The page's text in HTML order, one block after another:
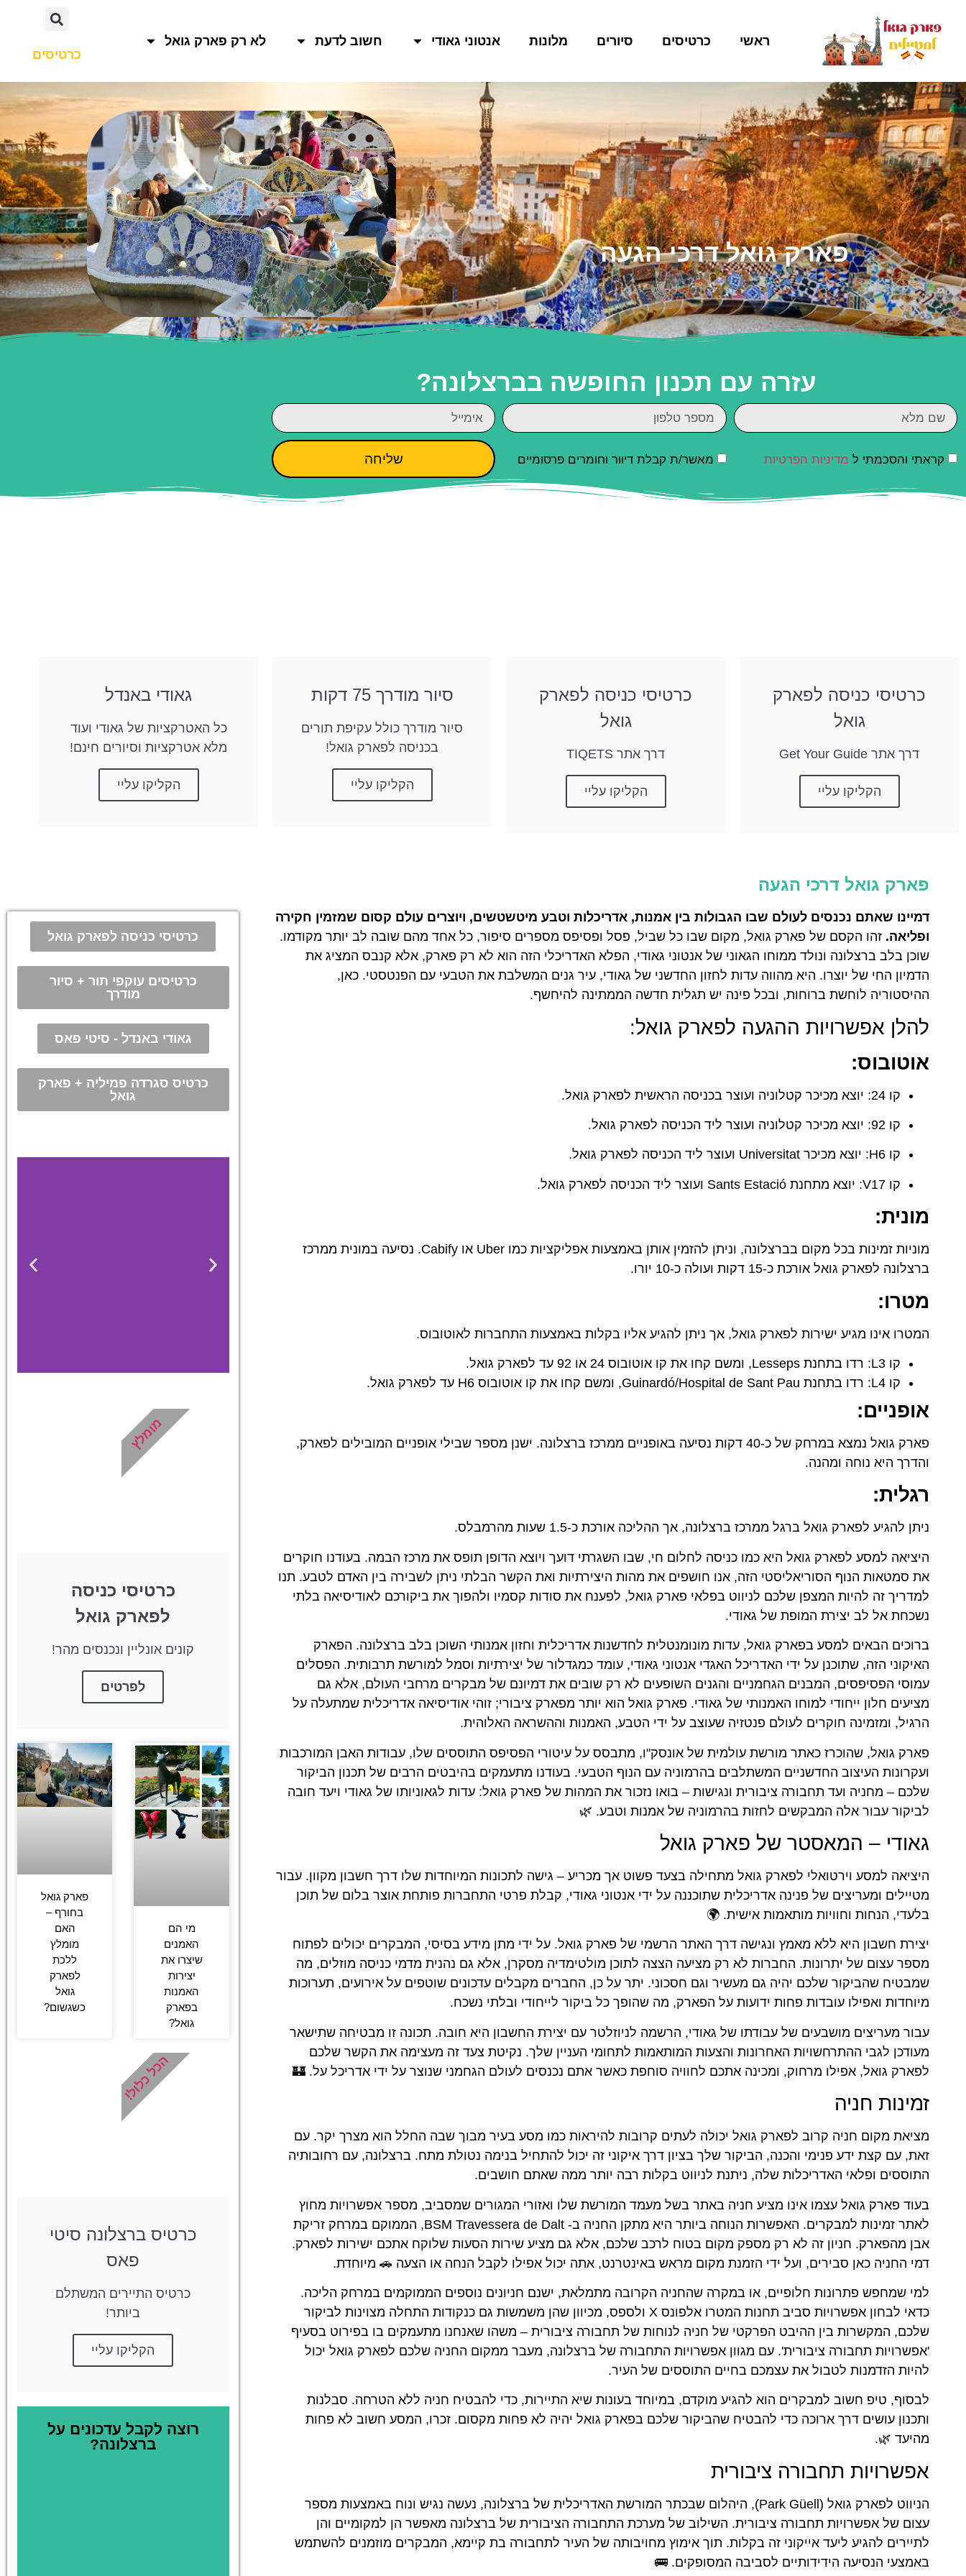
ראשי כרטיסים סיורים מלונות אנטוני גאודי חשוב לדעת
לא רק פארק גואל
כרטיסים
פארק גואל דרכי הגעה
עזרה עם תכנון החופשה בברצלונה?
קראתי והסכמתי ל מדיניות הפרטיות מאשר/ת קבלת דיוור וחומרים פרסומיים שליחה
כרטיסי כניסה לפארק
גואל
דרך אתר Get Your Guide
הקליקו עליי
כרטיסי כניסה לפארק
גואל
דרך אתר TIQETS
הקליקו עליי
סיור מודרך 75 דקות
סיור מודרך כולל עקיפת תורים
בכניסה לפארק גואל!
הקליקו עליי
גאודי באנדל
כל האטרקציות של גאודי ועוד
מלא אטרקציות וסיורים חינם!
הקליקו עליי
פארק גואל דרכי הגעה
דמיינו שאתם נכנסים לעולם שבו הגבולות בין אמנות, אדריכלות וטבע מיטשטשים, ויוצרים עולם קסום שמזמין חקירה
ופליאה. זהו הקסם של פארק גואל, מקום שבו כל שביל, פסל ופסיפס מספרים סיפור, כל אחד מהם שובה לב יותר מקודמו.
שוכן בלב ברצלונה ונולד ממוחו הגאוני של אנטוני גאודי, הפלא האדריכלי הזה הוא לא רק פארק, אלא קנבס המציג את
הדמיון החי של יוצרו. היא מהווה עדות לחזון החדשני של גאודי, עיר גנים המשלבת את הטבעי עם הפנטסטי. כאן,
ההיסטוריה לוחשת ברוחות, ובכל פינה יש תגלית חדשה הממתינה להיחשף.
להלן אפשרויות ההגעה לפארק גואל:
אוטובוס:
קו 24: יוצא מכיכר קטלוניה ועוצר בכניסה הראשית לפארק גואל.
קו 92: יוצא מכיכר קטלוניה ועוצר ליד הכניסה לפארק גואל.
קו H6: יוצא מכיכר Universitat ועוצר ליד הכניסה לפארק גואל.
קו V17: יוצא מתחנת Sants Estació ועוצר ליד הכניסה לפארק גואל.
מונית:
מוניות זמינות בכל מקום בברצלונה, וניתן להזמין אותן באמצעות אפליקציות כמו Uber או Cabify. נסיעה במונית ממרכז
ברצלונה לפארק גואל אורכת כ-15 דקות ועולה כ-10 יורו.
מטרו:
המטרו אינו מגיע ישירות לפארק גואל, אך ניתן להגיע אליו בקלות באמצעות התחברות לאוטובוס.
קו L3: רדו בתחנת Lesseps, ומשם קחו את קו אוטובוס 24 או 92 עד לפארק גואל.
קו L4: רדו בתחנת Guinardó/Hospital de Sant Pau, ומשם קחו את קו אוטובוס H6 עד לפארק גואל.
אופניים:
פארק גואל נמצא במרחק של כ-40 דקות נסיעה באופניים ממרכז ברצלונה. ישנן מספר שבילי אופניים המובילים לפארק,
והדרך היא נוחה ומהנה.
רגלית:
ניתן להגיע לפארק גואל ברגל ממרכז ברצלונה, אך ההליכה אורכת כ-1.5 שעות מהרמבלס.
היציאה למסע לפארק גואל היא כמו כניסה לחלום חי, שבו השגרתי דועך ויוצא הדופן תופס את מרכז הבמה. בעודנו חוקרים
את סמטאות הנוף הסוריאליסטי הזה, אנו חושפים את מהות היצירתיות ואת הקשר הבלתי ניתן לשבירה בין האדם לטבע. תנו
למדריך זה להיות המצפן שלכם לניווט בפלאי פארק גואל, לפענח את סודות קסמיו ולהפוך את ביקורכם לאודיסיאה בלתי
נשכחת אל לב יצירת המופת של גאודי.
ברוכים הבאים למסע בפארק גואל, עדות מונומנטלית לחדשנות אדריכלית וחזון אמנותי השוכן בלב ברצלונה. הפארק
האיקוני הזה, שתוכנן על ידי האדריכל האגדי אנטוני גאודי, עומד כמגדלור של יצירתיות וסמל למורשת תרבותית. הפסלים
עמוסי הפסיפסים, המבנים הגחמניים והגנים השופעים לא רק שובים את דמיונם של מבקרים מרחבי העולם, אלא גם
מציעים חלון ייחודי למוחו האמנותי של גאודי. פארק גואל הוא יותר מפארק ציבורי; זוהי אודיסיאה אדריכלית שמתעלה על
הרגיל, ומזמינה חוקרים לעולם פנטזיה שעוצב על ידי הטבע, האמנות וההשראה האלוהית.
פארק גואל, שהוכרז כאתר מורשת עולמית של אונסק"ו, מתבסס על עיטורי הפסיפס התוססים שלו, עבודות האבן המורכבות
ועקרונות העיצוב החדשניים המשתלבים בהרמוניה עם הנוף הטבעי. בעודנו מתעמקים בהיבטים הרבים של תכנון הביקור
שלכם – מחניה ועד תחבורה ציבורית ונגישות – בואו נזכור את המהות של פארק גואל: עדות לגאוניותו של גאודי ויעד חובה
לביקור עבור אלה המבקשים לחזות בהרמוניה של אמנות וטבע. 🌿
גאודי – המאסטר של פארק גואל
היציאה למסע וירטואלי לפארק גואל מתחילה בצעד פשוט אך מכריע – גישה לתכונות המיוחדות שלו דרך חשבון מקוון. עבור
מטיילים ומעריצים של פנינה אדריכלית שתוכננה על ידי אנטוני גאודי, קבלת פרטי התחברות פותחת אוצר בלום של תוכן
בלעדי, הנחות וחוויות מותאמות אישית. 🌍
יצירת חשבון היא ללא מאמץ ונגישה דרך האתר הרשמי של פארק גואל. על ידי מתן מידע בסיסי, המבקרים יכולים לפתוח
מספר עצום של יתרונות. החברות לא רק מציעה הצצה לתוכן מולטימדיה מסקרן, אלא גם נהנית מדמי כניסה מוזלים, מה
שמבטיח שהביקור שלכם יהיה גם מעשיר וגם חסכוני. יתר על כן, החברים מקבלים עדכונים שוטפים על אירועים, תערוכות
מיוחדות ואפילו עובדות פחות ידועות על הפארק, מה שהופך כל ביקור לייחודי ובלתי נשכח.
עבור מעריצים מושבעים של עבודתו של גאודי, הרשמה לניוזלטר עם יצירת החשבון היא חובה. תכונה זו מבטיחה שתישאר
מעודכן לגבי ההתרחשויות האחרונות והצעות המותאמות לתחומי העניין שלך. נקיטת צעד זה מעצימה את הקשר שלכם
לפארק גואל, אפילו מרחוק, ומכינה אתכם לחוויה סוחפת כאשר אתם נכנסים לעולם הגחמני שנוצר על ידי אדריכל על. 🏰
זמינות חניה
מציאת מקום חניה קרוב לפארק גואל יכולה לעתים קרובות להיראות כמו מסע בעיר מבוך שבה החלל הוא מצרך יקר. עם
זאת, עם קצת ידע פנימי והכנה, הביקור שלך בציון דרך איקוני זה יכול להתחיל בנימה נטולת מתח. ברצלונה, עם רחובותיה
התוססים ופלאי האדריכלות שלה, ניתנת לניווט בקלות רבה יותר ממה שאתם חושבים.
בעוד פארק גואל עצמו אינו מציע חניה באתר בשל מעמד המורשת שלו ואזורי המגורים שמסביב, מספר אפשרויות מחוץ
לאתר זמינות למבקרים. האפשרות הנוחה ביותר היא מתקן החניה ב- BSM Travessera de Dalt, הממוקם במרחק זריקת
אבן מהפארק. חניון זה לא רק מספק מקום בטוח לרכב שלכם, אלא גם מציע שירות הסעות שלוקח אתכם ישירות לפארק.
דמי החניה כאן סבירים, ועל ידי הזמנת מקום מראש באינטרנט, אתה יכול אפילו לקבל הנחה או הצעה 🚗 מיוחדת.
למי שמחפש פתרונות חלופיים, או במקרה שהחניה הקרובה מתמלאת, ישנם חניונים נוספים הממוקמים במרחק הליכה.
כדאי לבחון אפשרויות סביב תחנות המטרו אלפונס X ולספס, מכיוון שהן משמשות גם כנקודות התחלה מצוינות לביקור
שלכם, המקשרות בין ההיבט הפרקטי של חניה לנוחות של תחבורה ציבורית – משהו שאנחנו מתעמקים בו בפירוט בסעיף
'אפשרויות תחבורה ציבורית'. עם מגוון אפשרויות התחבורה של ברצלונה, מעבר ממקום החניה שלכם לפארק גואל יכול
להיות הזדמנות לטבול את עצמכם בחיים התוססים של העיר.
לבסוף, טיפ חשוב למבקרים הוא להגיע מוקדם, במיוחד בעונות שיא התיירות, כדי להבטיח חניה ללא הטרחה. סבלנות
ותכנון עושים דרך ארוכה כדי להבטיח שהביקור שלכם בפארק גואל יהיה לא פחות מקסום. זכרו, המסע חשוב לא פחות
מהיעד 🌿.
אפשרויות תחבורה ציבורית
הניווט לפארק גואל (Park Güell), היהלום שבכתר המורשת האדריכלית של ברצלונה, נעשה נגיש ונוח באמצעות מספר
עצום של אפשרויות תחבורה ציבורית. השילוב של מערכת התחבורה הציבורית של ברצלונה מאפשר הן למקומיים והן
לתיירים להגיע ליעד אייקוני זה בקלות. תוך אימוץ מחויבותה של העיר לתחבורה בת קיימא, המבקרים מוזמנים להשתמש
באמצעי הנסיעה הידידותיים לסביבה המסופקים. 🚌
כרטיסי כניסה לפארק גואל
כרטיסים עוקפי תור + סיור
מודרך
גאודי באנדל - סיטי פאס
כרטיס סגרדה פמיליה + פארק
גואל
מלונות
מציאת מלון
מומלץ?
כרטיסי כניסה
לפארק גואל
קונים אונליין ונכנסים מהר!
לפרטים
מומלץ
מי הם
האמנים
שיצרו את
יצירות
האמנות
בפארק
גואל?
פארק גואל
בחורף –
האם
מומלץ
ללכת
לפארק
גואל
כשגשום?
כרטיס ברצלונה סיטי
פאס
כרטיס התיירים המשתלם
ביותר!
הקליקו עליי
הכל כלול!
רוצה לקבל עדכונים על
ברצלונה?